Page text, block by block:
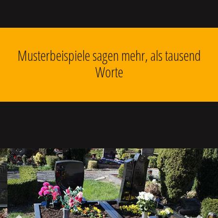
Musterbeispiele sagen mehr, als tausend
Worte